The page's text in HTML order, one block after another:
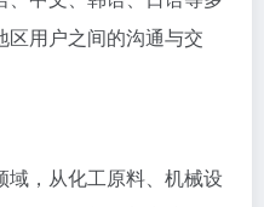
用户之间的沟通与交
，从化工原料、机械设